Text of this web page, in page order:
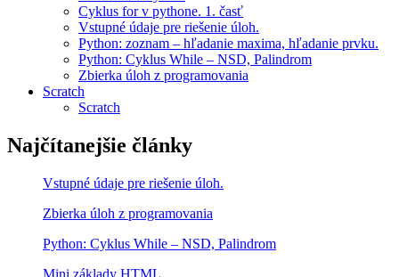
Cyklus for v pythone. 1. časť
Vstupné údaje pre riešenie úloh.
Python: zoznam – hľadanie maxima, hľadanie prvku.
Python: Cyklus While – NSD, Palindrom
Zbierka úloh z programovania
Scratch
Scratch
Najčítanejšie články
Vstupné údaje pre riešenie úloh.
Zbierka úloh z programovania
Python: Cyklus While – NSD, Palindrom
Mini základy HTML